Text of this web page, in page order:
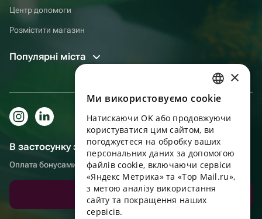
Центр допомоги
Розмістити магазин
Популярні міста
В застосунку зручніше!
Оплата бонусами, самовивіз, зручний чат підтримки
Завантажити додаток
RUSSIAN
ENGLISH
UKRAINIAN
PORTUGUESE
SPANISH
HUNGARIAN
×
Ми використовуємо cookie
Натискаючи OK або продовжуючи
користуватися цим сайтом, ви
погоджуєтеся на обробку ваших
персональних даних за допомогою
файлів cookie, включаючи сервіси
«Яндекс Метрика» та «Top Mail.ru»,
з метою аналізу використання
сайту та покращення наших
сервісів.